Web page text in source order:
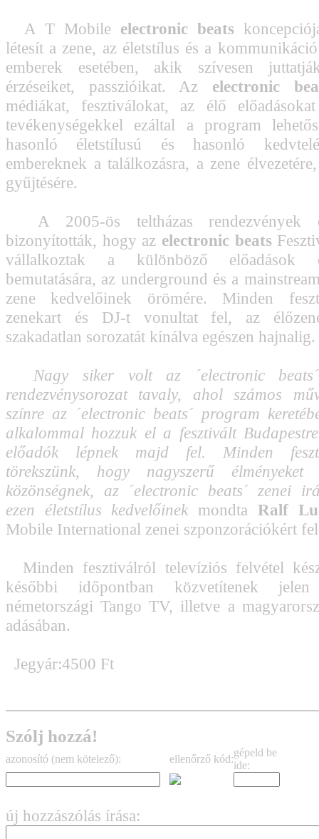
A T Mobile electronic beats
létesít a zene, az életstílus és a
emberek esetében, akik szívesen
érzéseiket, passzióikat. Az electronic
médiákat, fesztiválokat, az élő
tevékenységekkel ezáltal a program
hasonló életstílusú és hasonló
embereknek a találkozásra, a zene
gyűjtésére.
A 2005-ös teltházas rendezvények
bizonyították, hogy az electronic beats
vállalkoztak a különböző előadások
bemutatására, az underground és a
zene kedvelőinek örömére. Minden
zenekart és DJ-t vonultat fel, az
szakadatlan sorozatát kínálva egészen hajnalig.
Nagy siker volt az ´electronic
rendezvénysorozat tavaly, ahol számos
színre az ´electronic beats´ program
alkalommal hozzuk el a fesztivált
előadók lépnek majd fel. Minden
törekszünk, hogy nagyszerű
közönségnek, az ´electronic beats´ zenei
ezen életstílus kedvelőinek mondta Ralf
Mobile International zenei szponzorációkért
Minden fesztiválról televíziós felvétel
későbbi időpontban közvetítenek
németországi Tango TV, illetve a
adásában.
Jegyár:4500 Ft
Szólj hozzá!
azonosító (nem kötelező): ellenőrző kód:
gépeld be
ide:
új hozzászólás írása: